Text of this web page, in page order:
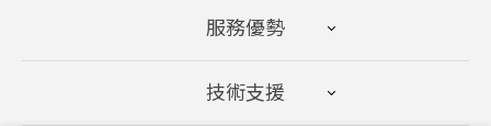
服務優勢
技術支援